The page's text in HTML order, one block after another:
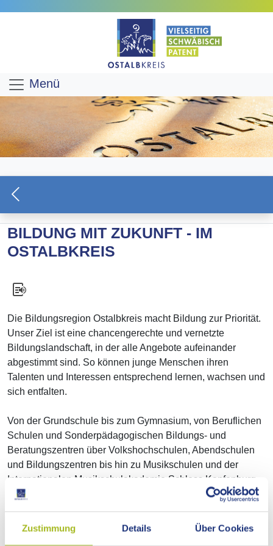
Zustimmung Details Über Cookies
Menü
BILDUNG MIT ZUKUNFT - IM
OSTALBKREIS
Die Bildungsregion Ostalbkreis macht Bildung zur Priorität.
Unser Ziel ist eine chancengerechte und vernetzte
Bildungslandschaft, in der alle Angebote aufeinander
abgestimmt sind. So können junge Menschen ihren
Talenten und Interessen entsprechend lernen, wachsen und
sich entfalten.
Von der Grundschule bis zum Gymnasium, von Beruflichen
Schulen und Sonderpädagogischen Bildungs- und
Beratungszentren über Volkshochschulen, Abendschulen
und Bildungszentren bis hin zu Musikschulen und der
Internationalen Musikschulakademie Schloss Kapfenburg -
die Bildungsvielfalt im Ostalbkreis ist groß und eröffnet